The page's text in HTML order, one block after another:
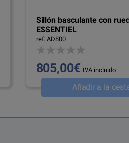
Sillón basculante con
ESSENTIEL
ref: AD800
805,00€ IVA incluido
Añadir a la